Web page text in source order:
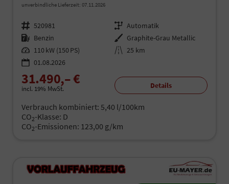
unverbindliche Lieferzeit: 07.11.2026
Fahrzeugnr. 520981 Getriebe Automatik
Kraftstoff Benzin Außenfarbe Graphite-Grau Metallic
Leistung 110 kW (150 PS) Kilometerstand 25 km
01.08.2026
31.490,– €
incl. 19% MwSt. Details
Verbrauch kombiniert: 5,40 l/100km
CO2-Klasse: D
CO2-Emissionen: 123,00 g/km